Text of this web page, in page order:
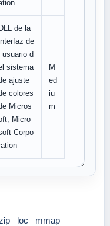
DLL de la
de
l usuario d
sistema
ajuste
colores
Micros
Micro
Corpo
M
ed
iu
m
loc
mmap